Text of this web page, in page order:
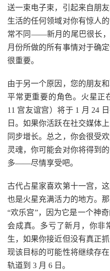
送一束电子束，引起来自朋
生活的任何领域对你有惊人
常不同——新月的尾巴很长，
月份所做的所有事情对于确
很重要。
由于另一个原因，您的朋友
平常更重要的角色。火星正
11 宫友谊宫）将于 1 月 24
日。如果你活跃在社交媒体
同步增长。总之，你会很受
灵魂，你可能会对你将得到
多——尽情享受吧。
古代占星家喜欢第十一宫，
也是火星充满活力的地方。
“欢乐宫”，因为它是一个神
会成真。多亏了新月，你非
生，如果你接近但没有真正
现该目标的可能性将继续存
轨道到 3 月 6 日。